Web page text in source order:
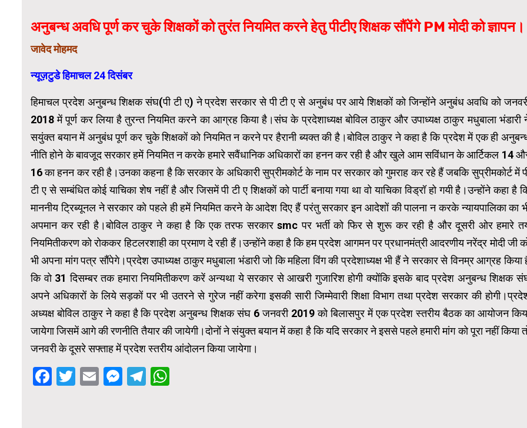
अनुबन्ध अवधि पूर्ण कर चुके शिक्षकों को तुरंत नियमित करने हेतु पीटीए शिक्षक सौंपेंगे PM मोदी को ज्ञापन।
जावेद मोहमद
न्यूज़टुडे हिमाचल 24 दिसंबर
हिमाचल प्रदेश अनुबन्ध शिक्षक संघ(पी टी ए) ने प्रदेश सरकार से पी टी ए से अनुबंध पर आये शिक्षकों को जिन्होंने अनुबंध अवधि को
2018 में पूर्ण कर लिया है तुरन्त नियमित करने का आग्रह किया है।संघ के प्रदेशाध्यक्ष बोविल ठाकुर और उपाध्यक्ष ठाकुर मधुबाला भंडारी
सयुंक्त बयान में अनुबंध पूर्ण कर चुके शिक्षकों को नियमित न करने पर हैरानी ब्यक्त की है।बोविल ठाकुर ने कहा है कि प्रदेश में एक ही
नीति होने के बावजूद सरकार हमें नियमित न करके हमारे सवैंधानिक अधिकारों का हनन कर रही है और खुले आम सविंधान के आर्टिकल 14
16 का हनन कर रही है।उनका कहना है कि सरकार के अधिकारी सुप्रीमकोर्ट के नाम पर सरकार को गुमराह कर रहे हैं जबकि सुप्रीमकोर्ट में
टी ए से सम्बंधित कोई याचिका शेष नहीं है और जिसमें पी टी ए शिक्षकों को पार्टी बनाया गया था वो याचिका विड्रॉ हो गयी है।उन्होंने कहा है
माननीय ट्रिब्यूनल ने सरकार को पहले ही हमें नियमित करने के आदेश दिए हैं परंतु सरकार इन आदेशों की पालना न करके न्यायपालिका का
अपमान कर रही है।बोविल ठाकुर ने कहा है कि एक तरफ सरकार smc पर भर्ती को फिर से शुरू कर रही है और दूसरी ओर हमारे
नियमितीकरण को रोककर हिटलरशाही का प्रमाण दे रही हैं।उन्होंने कहा है कि हम प्रदेश आगमन पर प्रधानमंत्री आदरणीय नरेंद्र मोदी जी
भी अपना मांग पत्र सौंपेगे।प्रदेश उपाध्यक्ष ठाकुर मधुबाला भंडारी जो कि महिला विंग की प्रदेशाध्यक्ष भी हैं ने सरकार से विनम्र आग्रह किया
कि वो 31 दिसम्बर तक हमारा नियमितीकरण करें अन्यथा ये सरकार से आखरी गुजारिश होगी क्योंकि इसके बाद प्रदेश अनुबन्ध शिक्षक
अपने अधिकारों के लिये सड़कों पर भी उतरने से गुरेज नहीं करेगा इसकी सारी जिम्मेवारी शिक्षा विभाग तथा प्रदेश सरकार की
अध्यक्ष बोविल ठाकुर ने कहा है कि प्रदेश अनुबन्ध शिक्षक संघ 6 जनवरी 2019 को बिलासपुर में एक प्रदेश स्तरीय बैठक का आयोजन
जायेगा जिसमें आगे की रणनीति तैयार की जायेगी।दोनों ने संयुक्त बयान में कहा है कि यदि सरकार ने इससे पहले हमारी मांग को पूरा नहीं किया
जनवरी के दूसरे सफ्ताह में प्रदेश स्तरीय आंदोलन किया जायेगा।
Facebook
Twitter
EmailMessenger
Telegram